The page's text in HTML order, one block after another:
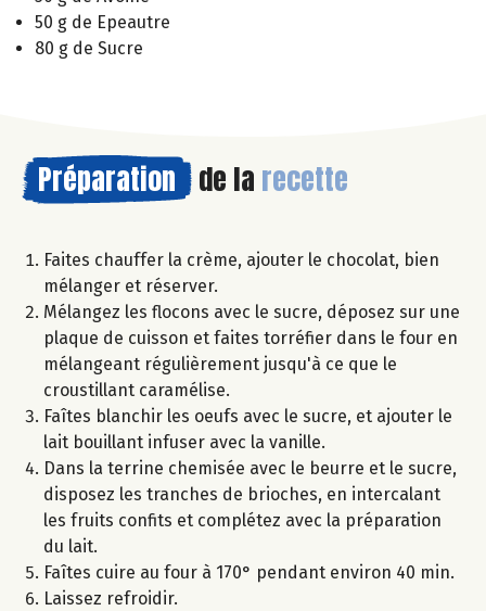
50 g de Epeautre
80 g de Sucre
Préparation de la recette
Faites chauffer la crème, ajouter le chocolat, bien
mélanger et réserver.
Mélangez les flocons avec le sucre, déposez sur une
plaque de cuisson et faites torréfier dans le four en
mélangeant régulièrement jusqu'à ce que le
croustillant caramélise.
Faîtes blanchir les oeufs avec le sucre, et ajouter le
lait bouillant infuser avec la vanille.
Dans la terrine chemisée avec le beurre et le sucre,
disposez les tranches de brioches, en intercalant
les fruits confits et complétez avec la préparation
du lait.
Faîtes cuire au four à 170° pendant environ 40 min.
Laissez refroidir.